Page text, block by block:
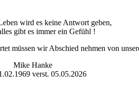
wird es keine Antwort geben,
gibt es immer ein Gefühl !
müssen wir Abschied nehmen von
Mike Hanke
verst. 05.05.2026